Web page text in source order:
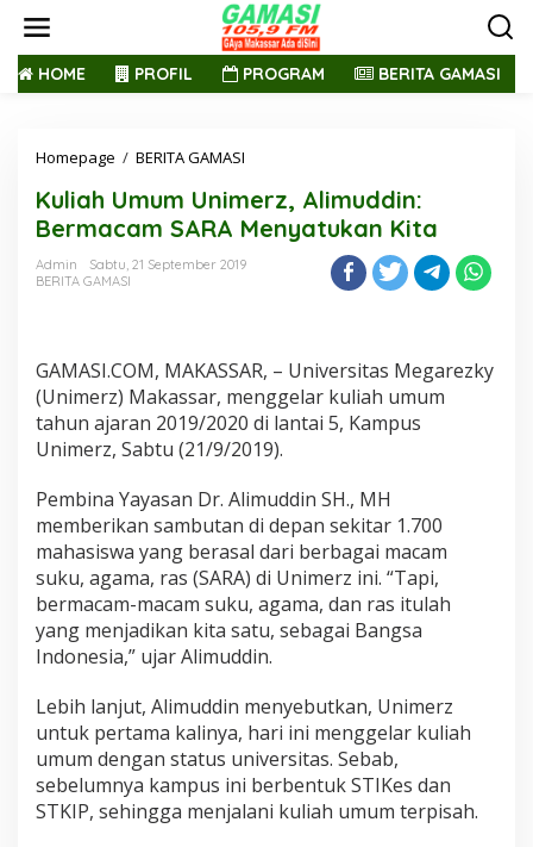
HOME PROFIL PROGRAM BERITA GAMASI
Homepage / BERITA GAMASI
l
i
h
U
n
i
m
e
z
A
l
i
m
u
d
n
B
e
m
Kuliah Umum Unimerz, Alimuddin:
Bermacam SARA Menyatukan Kita
Admin
Sabtu, 21 September 2019
BERITA GAMASI
GAMASI.COM, MAKASSAR, – Universitas Megarezky
(Unimerz) Makassar, menggelar kuliah umum
tahun ajaran 2019/2020 di lantai 5, Kampus
Unimerz, Sabtu (21/9/2019).
Pembina Yayasan Dr. Alimuddin SH., MH
memberikan sambutan di depan sekitar 1.700
mahasiswa yang berasal dari berbagai macam
suku, agama, ras (SARA) di Unimerz ini. “Tapi,
bermacam-macam suku, agama, dan ras itulah
yang menjadikan kita satu, sebagai Bangsa
Indonesia,” ujar Alimuddin.
Lebih lanjut, Alimuddin menyebutkan, Unimerz
untuk pertama kalinya, hari ini menggelar kuliah
umum dengan status universitas. Sebab,
sebelumnya kampus ini berbentuk STIKes dan
STKIP, sehingga menjalani kuliah umum terpisah.